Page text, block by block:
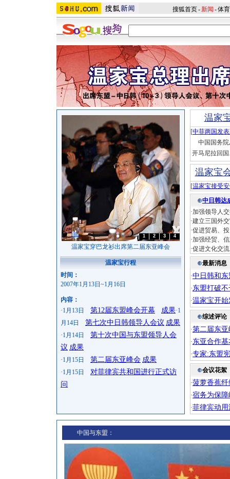
搜狐首页-新闻 -体育
温家宝穿巴龙衫出席第二届东亚峰会
1 2 3 4
温家宝行程
时间：
2007年1月13日~1月16日
内容：
·1月13日 第12届东盟峰会开幕 成果·1
月14日 第七次中日韩领导人会议 成果
·1月14日 第十次中国与东盟领导人会
议 成果
·1月15日 第二届东亚峰会 成果
·1月15日 对菲律宾共和国进行正式访
问
温家
[中菲两国发
中国国务院
开马尼拉回
温家宝
[温家宝接受
⊕中日韩达
·加强领导人
·建立三国外
·促进贸易、
·加强经贸、
·促进文化交
⊕最新消息
·中日韩和
·东盟打破
·温家宝开
⊕综述评论
·第二届东亚
·东亚合作
·专家:东盟
⊕会议花絮
·菠萝香蕉
·宿务为保
·菲律宾动
中国与东盟：